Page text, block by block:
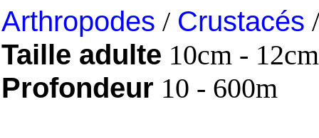
Arthropodes / Crustacés
Taille adulte 10cm - 12cm
Profondeur 10 - 600m